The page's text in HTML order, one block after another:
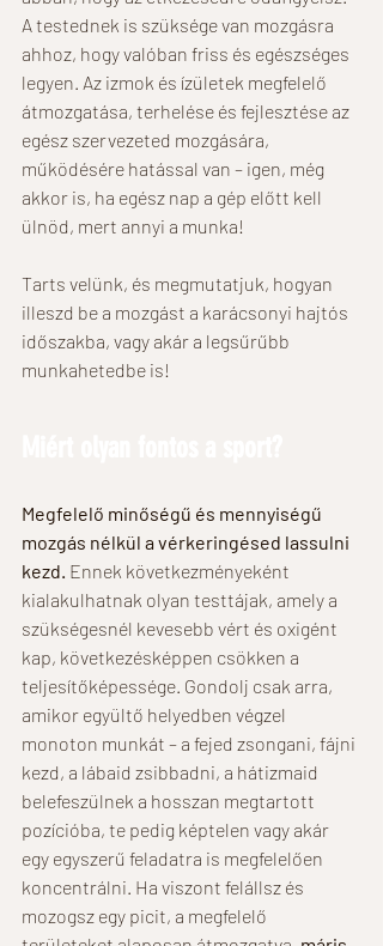
A testednek is szüksége van mozgásra
ahhoz, hogy valóban friss és egészséges
legyen. Az izmok és ízületek megfelelő
átmozgatása, terhelése és fejlesztése az
egész szervezeted mozgására,
működésére hatással van – igen, még
akkor is, ha egész nap a gép előtt kell
ülnöd, mert annyi a munka!
Tarts velünk, és megmutatjuk, hogyan
illeszd be a mozgást a karácsonyi hajtós
időszakba, vagy akár a legsűrűbb
munkahetedbe is!
Megfelelő minőségű és mennyiségű
mozgás nélkül a vérkeringésed lassulni
kezd. Ennek következményeként
kialakulhatnak olyan testtájak, amely a
szükségesnél kevesebb vért és oxigént
kap, következésképpen csökken a
teljesítőképessége. Gondolj csak arra,
amikor együltő helyedben végzel
monoton munkát – a fejed zsongani, fájni
kezd, a lábaid zsibbadni, a hátizmaid
belefeszülnek a hosszan megtartott
pozícióba, te pedig képtelen vagy akár
egy egyszerű feladatra is megfelelően
koncentrálni. Ha viszont felállsz és
mozogsz egy picit, a megfelelő